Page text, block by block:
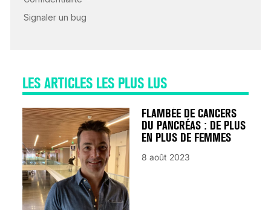
LES ARTICLES LES PLUS LUS
FLAMBÉE DE CANCERS
DU PANCRÉAS : DE PLUS
EN PLUS DE FEMMES
8 août 2023